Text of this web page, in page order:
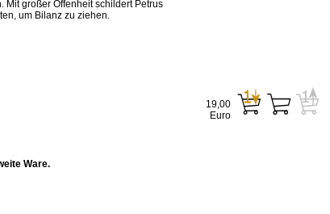
Mit großer Offenheit schildert Petrus
um Bilanz zu ziehen.
Ware.
19,00
Euro